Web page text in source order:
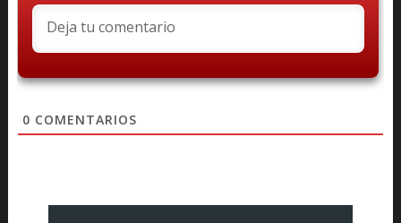
0 COMENTARIOS